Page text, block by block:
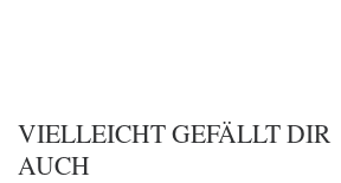
VIELLEICHT GEFÄLLT DIR
AUCH